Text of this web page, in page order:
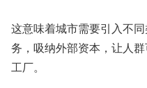
这意味着城市需要引入不
务，吸纳外部资本，让人
工厂。